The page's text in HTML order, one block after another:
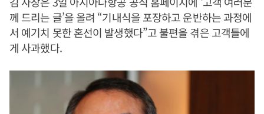
께 드리는 글’을 올려 “기내식을 포장하고 운반하는 과정에
서 예기치 못한 혼선이 발생했다”고 불편을 겪은 고객들에
게 사과했다.